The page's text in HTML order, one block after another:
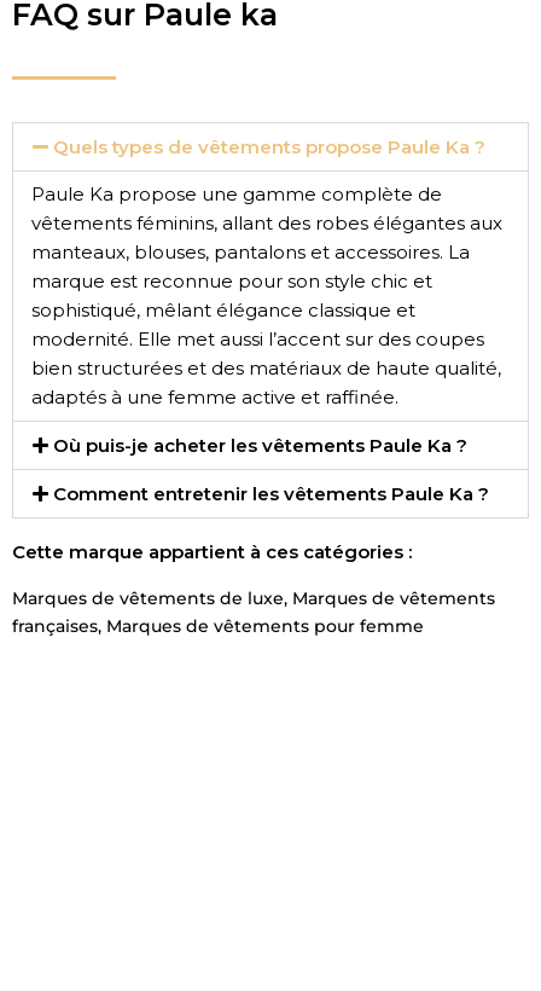
FAQ sur Paule ka
Quels types de vêtements propose Paule Ka ?
Paule Ka propose une gamme complète de
vêtements féminins, allant des robes élégantes aux
manteaux, blouses, pantalons et accessoires. La
marque est reconnue pour son style chic et
sophistiqué, mêlant élégance classique et
modernité. Elle met aussi l’accent sur des coupes
bien structurées et des matériaux de haute qualité,
adaptés à une femme active et raffinée.
Où puis-je acheter les vêtements Paule Ka ?
Comment entretenir les vêtements Paule Ka ?
Cette marque appartient à ces catégories :
Marques de vêtements de luxe, Marques de vêtements
françaises, Marques de vêtements pour femme